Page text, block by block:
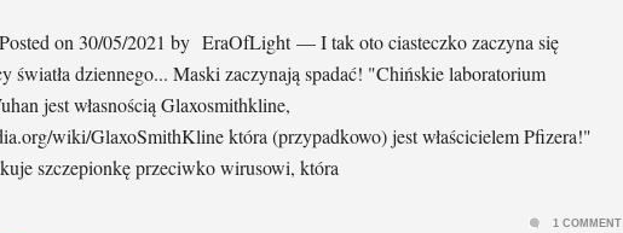
on 30/05/2021 by EraOfLight — I tak oto ciasteczko zaczyna się
światła dziennego... Maski zaczynają spadać! "Chińskie laboratorium
jest własnością Glaxosmithkline,
wiki/GlaxoSmithKline która (przypadkowo) jest właścicielem Pfizera!"
szczepionkę przeciwko wirusowi, która
1 COMMENT